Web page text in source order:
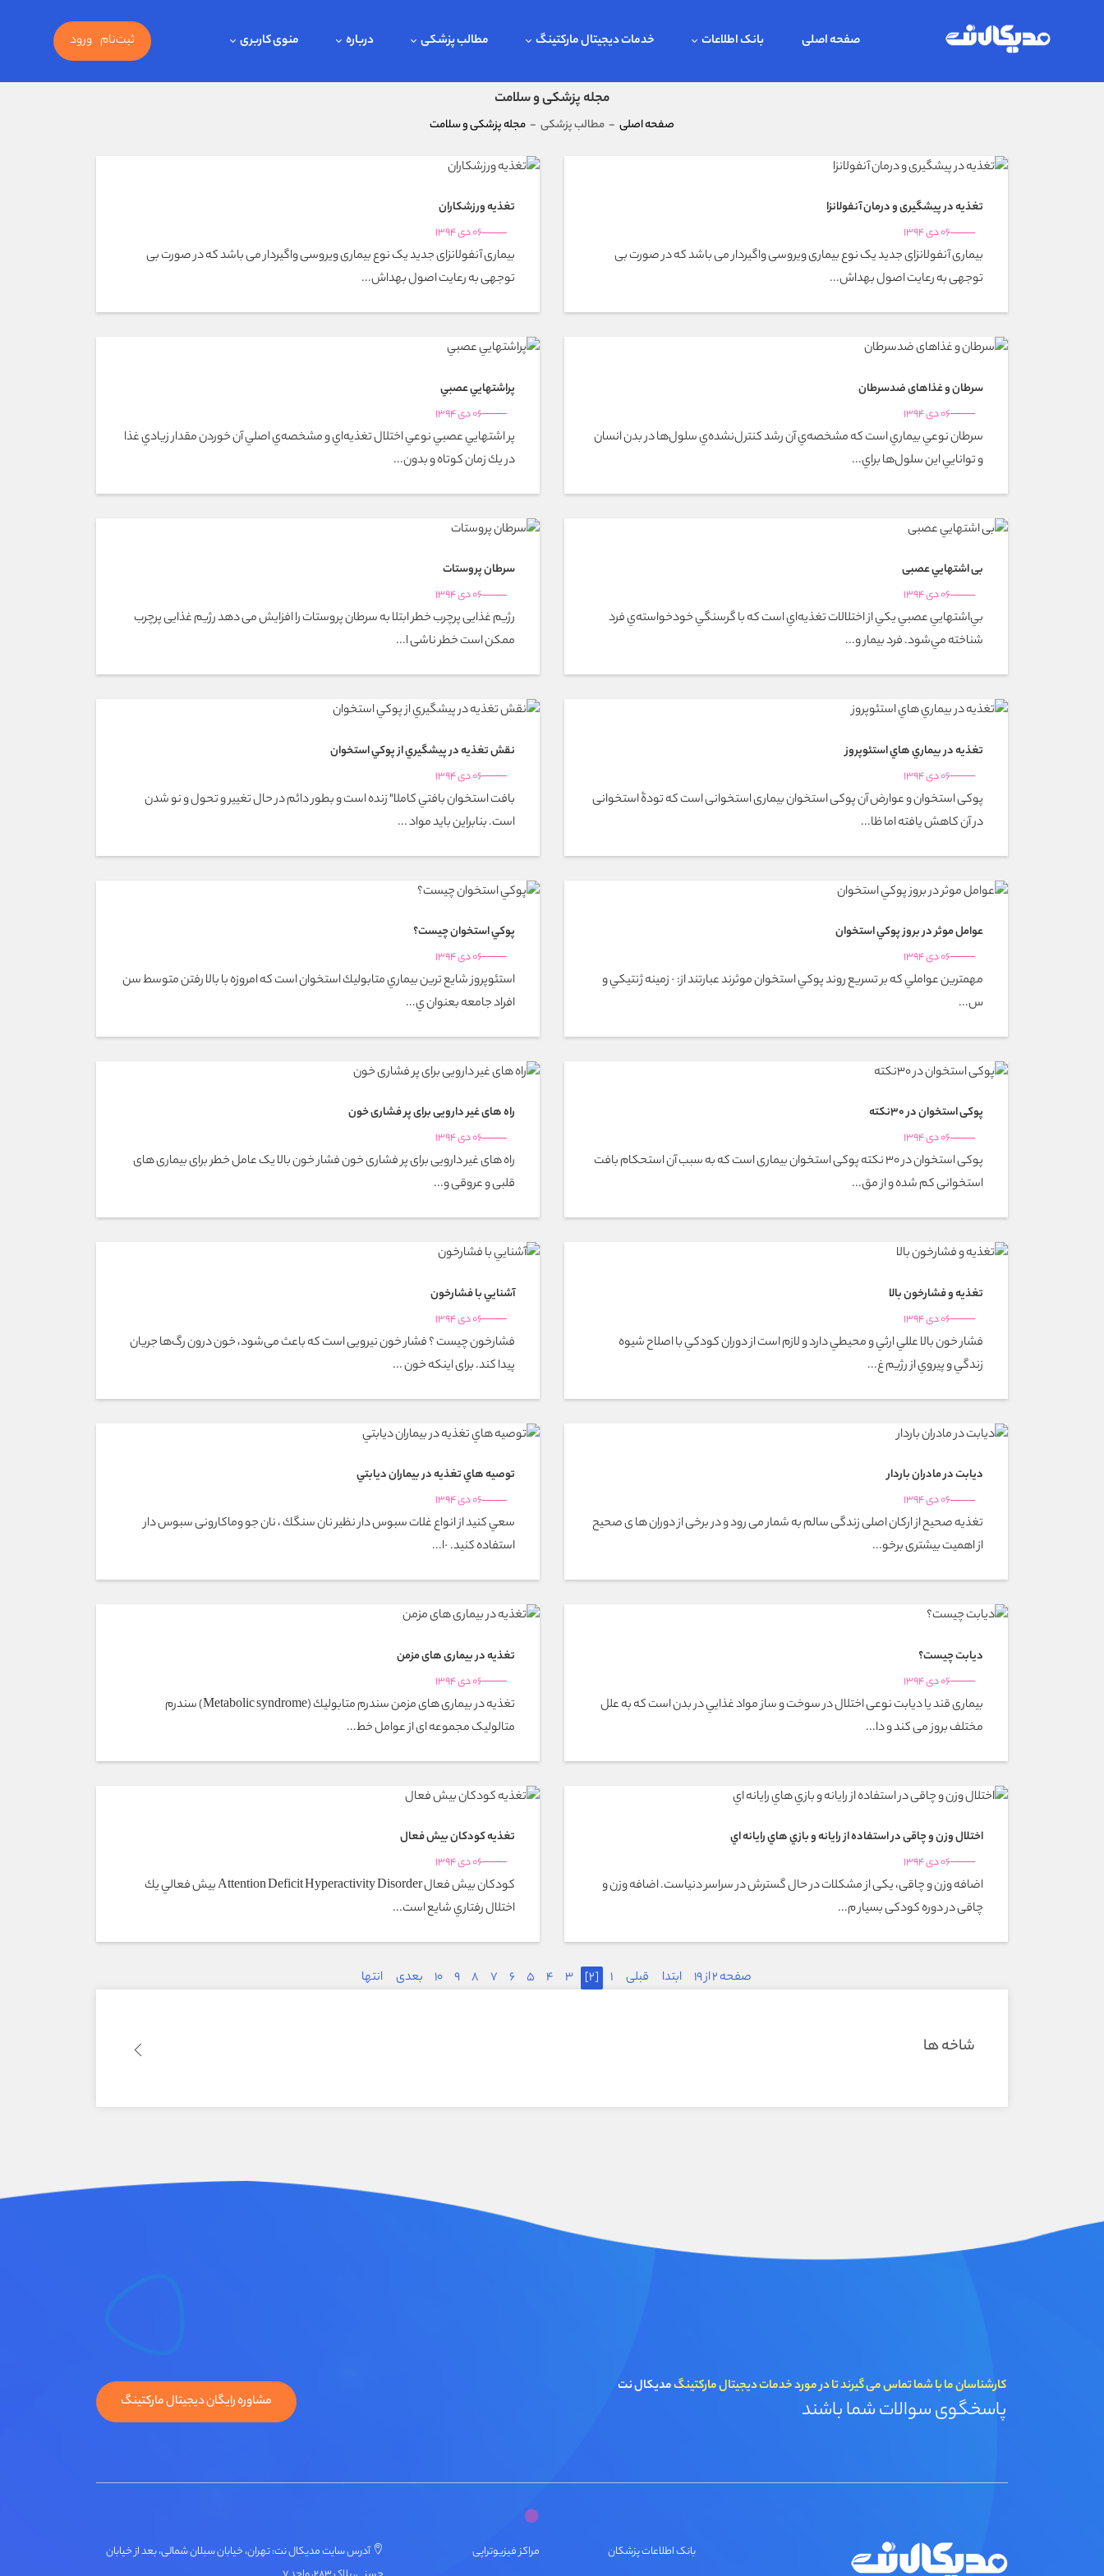
صفحه اصلی بانک اطلاعات خدمات دیجیتال مارکتینگ مطالب پزشکی درباره منوی کاربری ثبت‌نام ورود
مجله پزشکی و سلامت
صفحه اصلی - مطالب پزشکی - مجله پزشکی و سلامت
تغذیه در پیشگیری و درمان آنفولانزا
06 دی 1394
بیماری آنفولانزای جدید یک نوع بیماری ویروسی واگیردار می باشد که در صورت بی
توجهی به رعایت اصول بهداش...
تغذیه ورزشكاران
06 دی 1394
بیماری آنفولانزای جدید یک نوع بیماری ویروسی واگیردار می باشد که در صورت بی
توجهی به رعایت اصول بهداش...
سرطان و غذاهای ضدسرطان
06 دی 1394
سرطان نوعي بيماري است كه مشخصه‌ي آن رشد كنترل‌نشده‌ي سلول‌ها در بدن انسان
و توانايي اين سلول‌ها براي...
پراشتهايي عصبي
06 دی 1394
پر اشتهايي عصبي نوعي اختلال تغذيه‌اي و مشخصه‌ي اصلي آن خوردن مقدار زيادي غذا
در يك زمان كوتاه و بدون...
بی اشتهايي عصبی
06 دی 1394
بي‌اشتهايي عصبي يكي از اختلالات تغذيه‌اي است كه با گرسنگي خودخواسته‌ي فرد
شناخته مي‌شود. فرد بيمار و...
سرطان پروستات
06 دی 1394
رژیم غذایی پرچرب خطر ابتلا به سرطان پروستات را افزایش می دهد رژیم غذایی پرچرب
ممکن است خطر ناشی ا...
تغذيه در بيماري هاي استئوپروز
06 دی 1394
پوکی استخوان و عوارض آن پوکی استخوان بیماری استخوانی است که تودۀ استخوانی
در آن کاهش یافته اما ظا...
نقش تغذيه در پيشگيري از پوكي استخوان
06 دی 1394
بافت استخوان بافتي كاملا" زنده است و بطور دائم در حال تغيير و تحول و نو شدن
است. بنابراين بايد مواد ...
عوامل موثر در بروز پوكي استخوان
06 دی 1394
مهمترين عواملي كه بر تسريع روند پوكي استخوان موثرند عبارتند از: · زمينه ژنتيكي و
س...
پوكي استخوان چيست؟
06 دی 1394
استئوپروز شايع ترين بيماري متابوليك استخوان است كه امروزه با بالا رفتن متوسط سن
افراد جامعه بعنوان ي...
پوکی استخوان در 30نکته
06 دی 1394
پوکی استخوان در 30 نکته پوکی استخوان بیماری است که به سبب آن استحکام بافت
استخوانی کم شده و از مق...
راه های غیر دارویی برای پر فشاری خون
06 دی 1394
راه های غیر دارویی برای پر فشاری خون فشار خون بالا یک عامل خطر برای بیماری های
قلبی و عروقی و...
تغذيه و فشارخون بالا
06 دی 1394
فشار خون بالا عللي ارثي و محيطي دارد و لازم است از دوران كودكي با اصلاح شيوه
زندگي و پيروي از رژيم غ...
آشنايي با فشارخون
06 دی 1394
فشارخون چيست ؟ فشار خون نیرویی است که باعث می‌شود، خون درون رگ‌ها جریان
پیدا کند. برای اینكه خون ...
ديابت در مادران باردار
06 دی 1394
تغذيه صحيح از اركان اصلى زندگى سالم به شمار مى رود و در برخى از دوران ها ى صحيح
از اهميت بيشترى برخو...
توصيه هاي تغذيه در بيماران ديابتي
06 دی 1394
سعي كنيد از انواع غلات سبوس دار نظير نان سنگك ، نان جو وماکارونی سبوس دار
استفاده كنيد. ·ا...
ديابت چيست؟
06 دی 1394
بیماری قند یا دیابت نوعی اختلال در سوخت و ساز مواد غذايي در بدن است که به علل
مختلف بروز می کند و دا...
تغذیه در بیماری های مزمن
06 دی 1394
تغذیه در بیماری های مزمن سندرم متابوليك (Metabolic syndrome) سندرم
متالولیک مجموعه ای از عوامل خط...
اختلال وزن و چاقی در استفاده از رايانه و بازي هاي رايانه اي
06 دی 1394
اضافه وزن و چاقی، یکی از مشکلات در حال گسترش در سراسر دنیاست. اضافه وزن و
چاقی در دوره کودکی بسیار م...
تغذیه کودکان بیش فعال
06 دی 1394
كودكان بيش فعال Attention Deficit Hyperactivity Disorder بيش فعالي يك
اختلال رفتاري شايع است...
صفحه 2 از 19 ابتدا قبلی 1
[2]
3
4
5
6
7
8
9
10 بعدی انتها
شاخه ها
کارشناسان ما با شما تماس می گیرند تا در مورد خدمات دیجیتال مارکتینگمدیکال نت
پاسخگوی سوالات شما باشند مشاوره رایگان دیجیتال مارکتینگ
بانک اطلاعات پزشکان
مراکز فیزیوتراپی
آدرس سایت مدیکال نت: تهران، خیابان سبلان شمالی، بعد از خیابان